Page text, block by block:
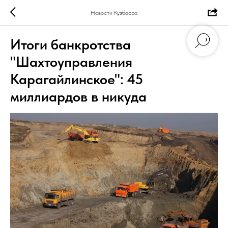
Новости Кузбасса
Итоги банкротства
"Шахтоуправления
Карагайлинское": 45
миллиардов в никуда